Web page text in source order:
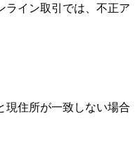
ライン取引では、不正ア
現住所が一致しない場合